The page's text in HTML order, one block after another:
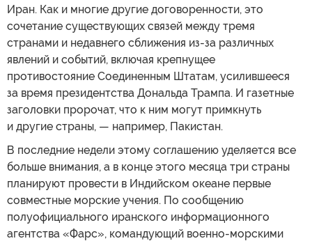
Иран. Как и многие другие договоренности, это
сочетание существующих связей между тремя
странами и недавнего сближения из-за различных
явлений и событий, включая крепнущее
противостояние Соединенным Штатам, усилившееся
за время президентства Дональда Трампа. И газетные
заголовки пророчат, что к ним могут примкнуть
и другие страны, — например, Пакистан.
В последние недели этому соглашению уделяется все
больше внимания, а в конце этого месяца три страны
планируют провести в Индийском океане первые
совместные морские учения. По сообщению
полуофициального иранского информационного
агентства «Фарс», командующий военно-морскими